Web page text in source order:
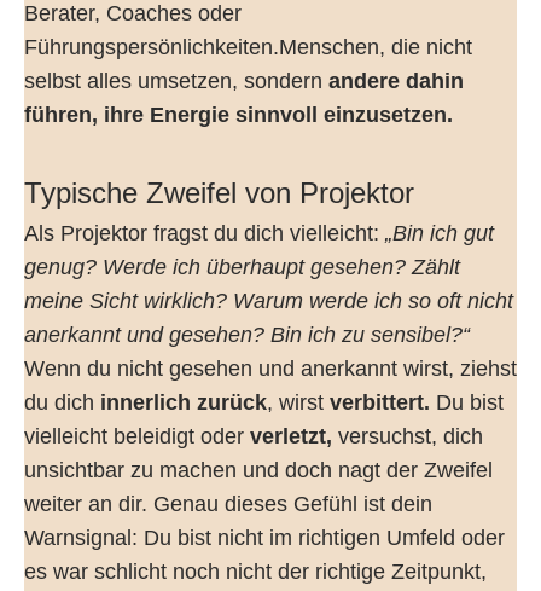
Berater, Coaches oder
Führungspersönlichkeiten.Menschen, die nicht
selbst alles umsetzen, sondern andere dahin
führen, ihre Energie sinnvoll einzusetzen.
Typische Zweifel von Projektor
Als Projektor fragst du dich vielleicht: „Bin ich gut
genug? Werde ich überhaupt gesehen? Zählt
meine Sicht wirklich? Warum werde ich so oft nicht
anerkannt und gesehen? Bin ich zu sensibel?“
Wenn du nicht gesehen und anerkannt wirst, ziehst
du dich innerlich zurück, wirst verbittert. Du bist
vielleicht beleidigt oder verletzt, versuchst, dich
unsichtbar zu machen und doch nagt der Zweifel
weiter an dir. Genau dieses Gefühl ist dein
Warnsignal: Du bist nicht im richtigen Umfeld oder
es war schlicht noch nicht der richtige Zeitpunkt,